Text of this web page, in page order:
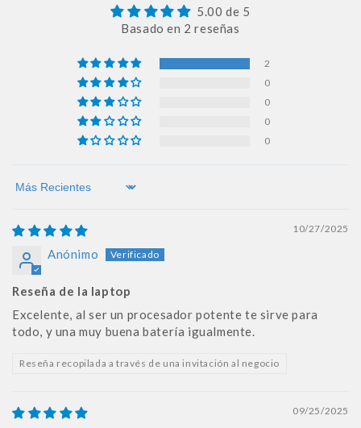
5.00 de 5
Basado en 2 reseñas
2
0
0
0
0
Sort by
10/27/2025
Anónimo
Reseña de la laptop
Excelente, al ser un procesador potente te sirve para
todo, y una muy buena batería igualmente.
Reseña recopilada a través de una invitación al negocio
09/25/2025